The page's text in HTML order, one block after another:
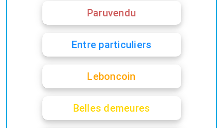
Paruvendu
Entre particuliers
Leboncoin
Belles demeures